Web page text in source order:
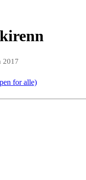
2017
for alle)